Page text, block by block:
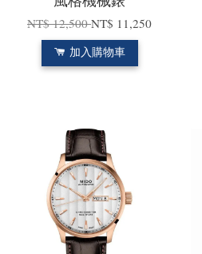
NT$ 12,500NT$ 11,250
加入購物車